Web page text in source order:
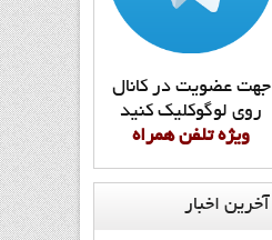
جهت عضويت در کانال
روي لوگوکليک کنيد
ويژه تلفن همراه
آخرین اخبار